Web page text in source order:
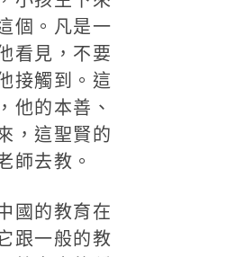
個。凡是一
看見，不要
接觸到。這
他的本善、
，這聖賢的
師去教。
的教育在
跟一般的教